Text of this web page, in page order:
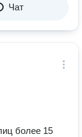
Чат
более 15